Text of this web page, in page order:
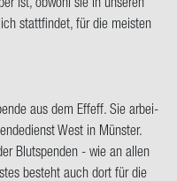
statt­fin­det, für die meis­ten
aus dem Eff­eff. Sie ar­bei­
West in Müns­ter.
Blut­spen­den - wie an allen
be­steht auch dort für die